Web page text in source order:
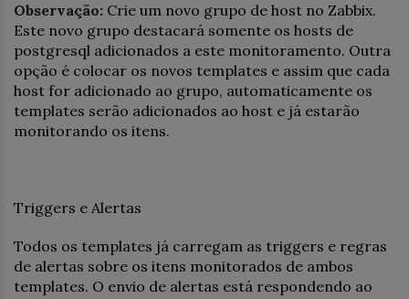
Observação: Crie um novo grupo de host no Zabbix.
Este novo grupo destacará somente os hosts de
postgresql adicionados a este monitoramento. Outra
opção é colocar os novos templates e assim que cada
host for adicionado ao grupo, automaticamente os
templates serão adicionados ao host e já estarão
monitorando os itens.
Triggers e Alertas
Todos os templates já carregam as triggers e regras
de alertas sobre os itens monitorados de ambos
templates. O envio de alertas está respondendo ao